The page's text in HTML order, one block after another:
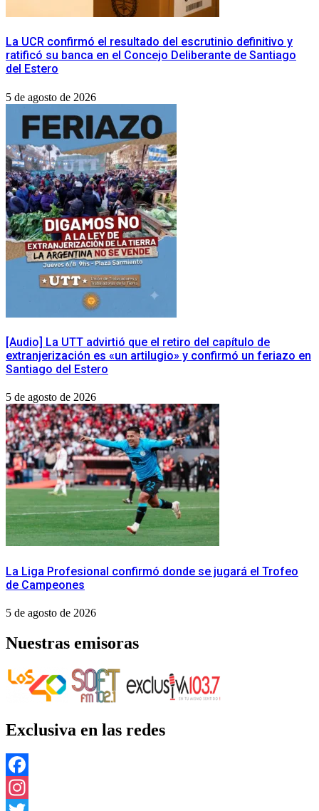
La UCR confirmó el resultado del escrutinio definitivo y
ratificó su banca en el Concejo Deliberante de Santiago
del Estero
5 de agosto de 2026
[Audio] La UTT advirtió que el retiro del capítulo de
extranjerización es «un artilugio» y confirmó un feriazo en
Santiago del Estero
5 de agosto de 2026
La Liga Profesional confirmó donde se jugará el Trofeo
de Campeones
5 de agosto de 2026
Nuestras emisoras
Exclusiva en las redes
Facebook